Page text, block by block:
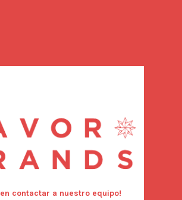
contactar a nuestro equipo!